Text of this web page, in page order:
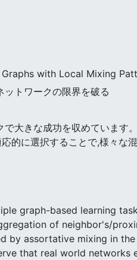
with Local Mixing
トワークの限界を破る
大きな成功を収めています
的に選択することで,様々な
graph-based learning
of neighbor's/
by assortative mixing in
that real world networks